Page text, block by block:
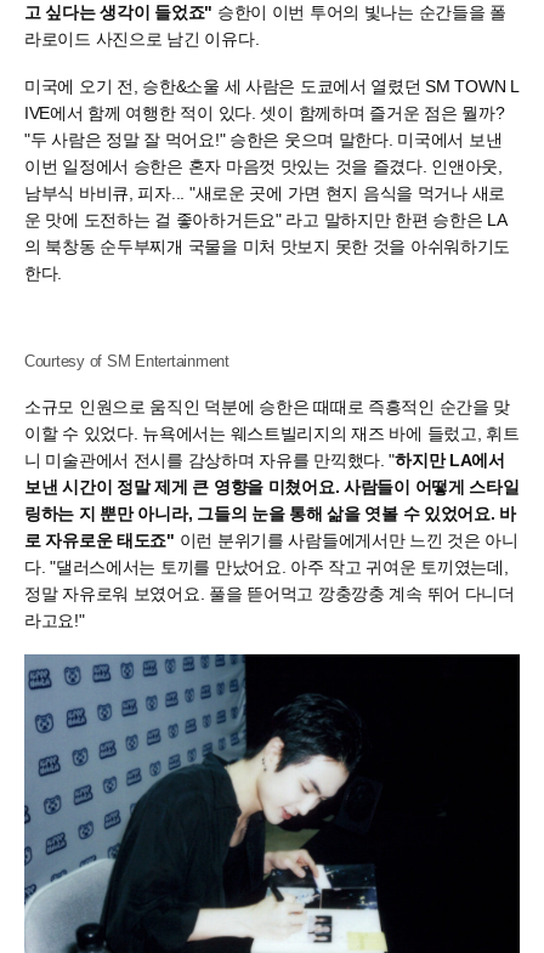
고 싶다는 생각이 들었죠" 승한이 이번 투어의 빛나는 순간들을 폴
라로이드 사진으로 남긴 이유다.
미국에 오기 전, 승한&소울 세 사람은 도쿄에서 열렸던 SM TOWN L
IVE에서 함께 여행한 적이 있다. 셋이 함께하며 즐거운 점은 뭘까?
"두 사람은 정말 잘 먹어요!" 승한은 웃으며 말한다. 미국에서 보낸
이번 일정에서 승한은 혼자 마음껏 맛있는 것을 즐겼다. 인앤아웃,
남부식 바비큐, 피자... "새로운 곳에 가면 현지 음식을 먹거나 새로
운 맛에 도전하는 걸 좋아하거든요" 라고 말하지만 한편 승한은 LA
의 북창동 순두부찌개 국물을 미처 맛보지 못한 것을 아쉬워하기도
한다.
Courtesy of SM Entertainment
소규모 인원으로 움직인 덕분에 승한은 때때로 즉흥적인 순간을 맞
이할 수 있었다. 뉴욕에서는 웨스트빌리지의 재즈 바에 들렀고, 휘트
니 미술관에서 전시를 감상하며 자유를 만끽했다. "하지만 LA에서
보낸 시간이 정말 제게 큰 영향을 미쳤어요. 사람들이 어떻게 스타일
링하는 지 뿐만 아니라, 그들의 눈을 통해 삶을 엿볼 수 있었어요. 바
로 자유로운 태도죠" 이런 분위기를 사람들에게서만 느낀 것은 아니
다. "댈러스에서는 토끼를 만났어요. 아주 작고 귀여운 토끼였는데,
정말 자유로워 보였어요. 풀을 뜯어먹고 깡충깡충 계속 뛰어 다니더
라고요!"